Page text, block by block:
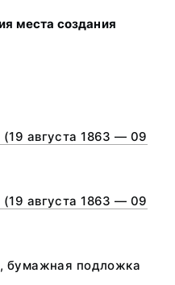
места создания
августа 1863 — 09
августа 1863 — 09
бумажная подложка